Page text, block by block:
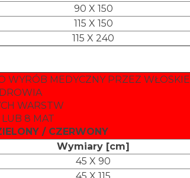
90 X 150
115 X 150
115 X 240
WYRÓB MEDYCZNY PRZEZ WŁOSKIE
WARSTW
8 MAT
/ CZERWONY
Wymiary [cm]
45 X 90